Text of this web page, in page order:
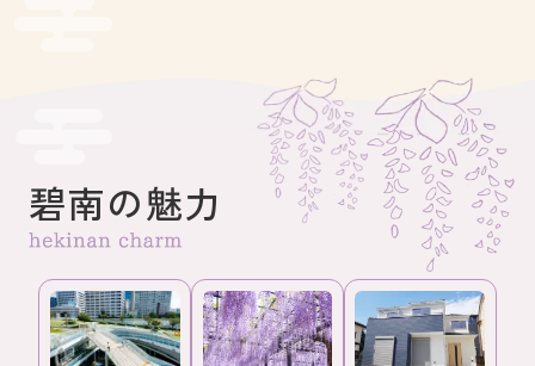
支援制度や地域のサポート体制が整った街で
しく知りたいポイントですよね。そこでこの
記事では、医療時助成や手当、病後児保育、
お子様と一緒に遊べる場所など、高浜市の子
育て環境について詳しくご紹介いたします。
高浜市で利用できる主な助成・手当高浜...
つ情報を
す。高浜
して新し
かりやす
考になさ
碧南の魅力